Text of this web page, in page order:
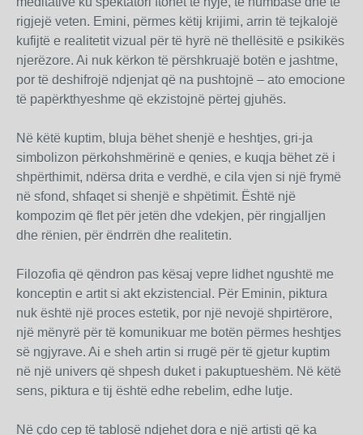
rigjejë veten. Emini, përmes këtij krijimi, arrin të tejkalojë
kufijtë e realitetit vizual për të hyrë në thellësitë e psikikës
njerëzore. Ai nuk kërkon të përshkruajë botën e jashtme,
por të deshifrojë ndjenjat që na pushtojnë – ato emocione
të papërkthyeshme që ekzistojnë përtej gjuhës.
Në këtë kuptim, bluja bëhet shenjë e heshtjes, gri-ja
simbolizon përkohshmërinë e qenies, e kuqja bëhet zë i
shpërthimit, ndërsa drita e verdhë, e cila vjen si një frymë
në sfond, shfaqet si shenjë e shpëtimit. Është një
kompozim që flet për jetën dhe vdekjen, për ringjalljen
dhe rënien, për ëndrrën dhe realitetin.
Filozofia që qëndron pas kësaj vepre lidhet ngushtë me
konceptin e artit si akt ekzistencial. Për Eminin, piktura
nuk është një proces estetik, por një nevojë shpirtërore,
një mënyrë për të komunikuar me botën përmes heshtjes
së ngjyrave. Ai e sheh artin si rrugë për të gjetur kuptim
në një univers që shpesh duket i pakuptueshëm. Në këtë
sens, piktura e tij është edhe rebelim, edhe lutje.
Në çdo cep të tablosë ndjehet dora e një artisti që ka